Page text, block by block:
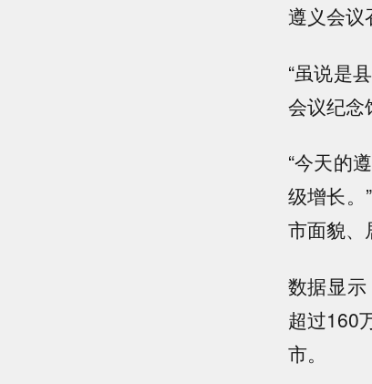
遵义会议
“虽说是
会议纪念
“今天的
级增长。
市面貌、
数据显
超过160
市。